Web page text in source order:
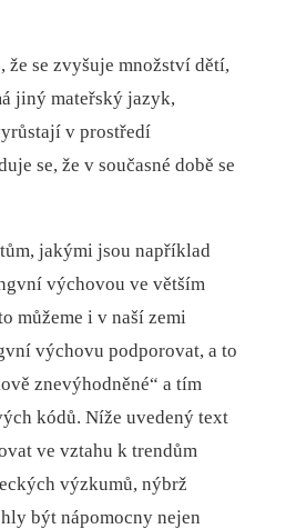
že se zvyšuje množství dětí,
jiný mateřský jazyk,
v prostředí
se, že v současné době se
jakými jsou například
výchovou ve větším
můžeme i v naší zemi
výchovu podporovat, a to
znevýhodněné“ a tím
kódů. Níže uvedený text
ve vztahu k trendům
výzkumů, nýbrž
být nápomocny nejen